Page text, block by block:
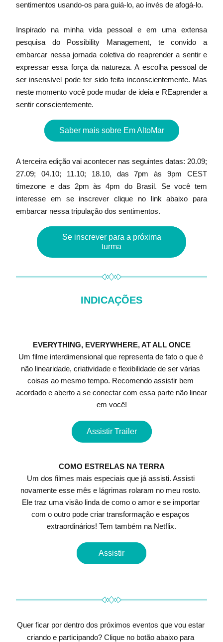
sentimentos usando-os para guiá-lo, ao invés de afogá-lo.
Inspirado na minha vida pessoal e em uma extensa
pesquisa do Possibility Management, te convido a
embarcar nessa jornada coletiva do reaprender a sentir e
expressar essa força da natureza. A escolha pessoal de
ser insensível pode ter sido feita inconscientemente. Mas
neste momento você pode mudar de ideia e REaprender a
sentir conscientemente.
Saber mais sobre Em AltoMar
A terceira edição vai acontecer nas seguintes datas: 20.09;
27.09; 04.10; 11.10; 18.10, das 7pm às 9pm CEST
timezone e das 2pm às 4pm do Brasil. Se você tem
interesse em se inscrever clique no link abaixo para
embarcar nessa tripulação dos sentimentos.
Se inscrever para a próxima
turma
INDICAÇÕES
EVERYTHING, EVERYWHERE, AT ALL ONCE
Um filme interdimensional que representa de fato o que é
não linearidade, criatividade e flexibilidade de ser várias
coisas ao mesmo tempo. Recomendo assistir bem
acordado e aberto a se conectar com essa parte não linear
em você!
Assistir Trailer
COMO ESTRELAS NA TERRA
Um dos filmes mais especiais que já assisti. Assisti
novamente esse mês e lágrimas rolaram no meu rosto.
Ele traz uma visão linda de como o amor e se importar
com o outro pode criar transformação e espaços
extraordinários! Tem também na Netflix.
Assistir
Quer ficar por dentro dos próximos eventos que vou estar
criando e participando? Clique no botão abaixo para